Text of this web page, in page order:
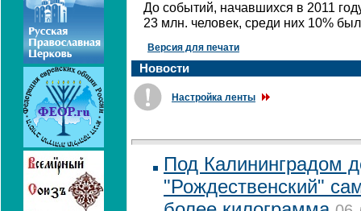
До событий, начавшихся в 2011
23 млн. человек, среди них 10%
Версия для печати
Новости
Настройка ленты
Под Калининградом
"Рождественский"